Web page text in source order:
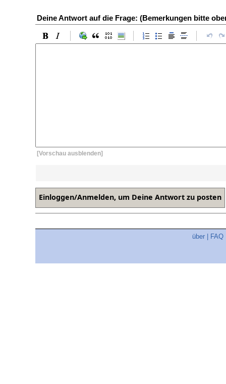
Deine Antwort auf die Frage: (Bemerkungen bitte
[Vorschau ausblenden]
über FAQ